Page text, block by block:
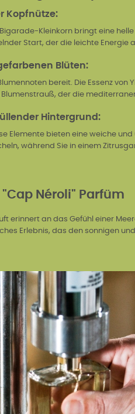
Kopfnütze:
Kleinkorn bringt eine
Start, der die leichte Energie
Blüten:
bereit. Die Essenz
der die
Hintergrund:
Elemente bieten eine weiche
während Sie in einem
Néroli" Parfüm
erinnert an das Gefühl einer
Erlebnis, das den sonnigen